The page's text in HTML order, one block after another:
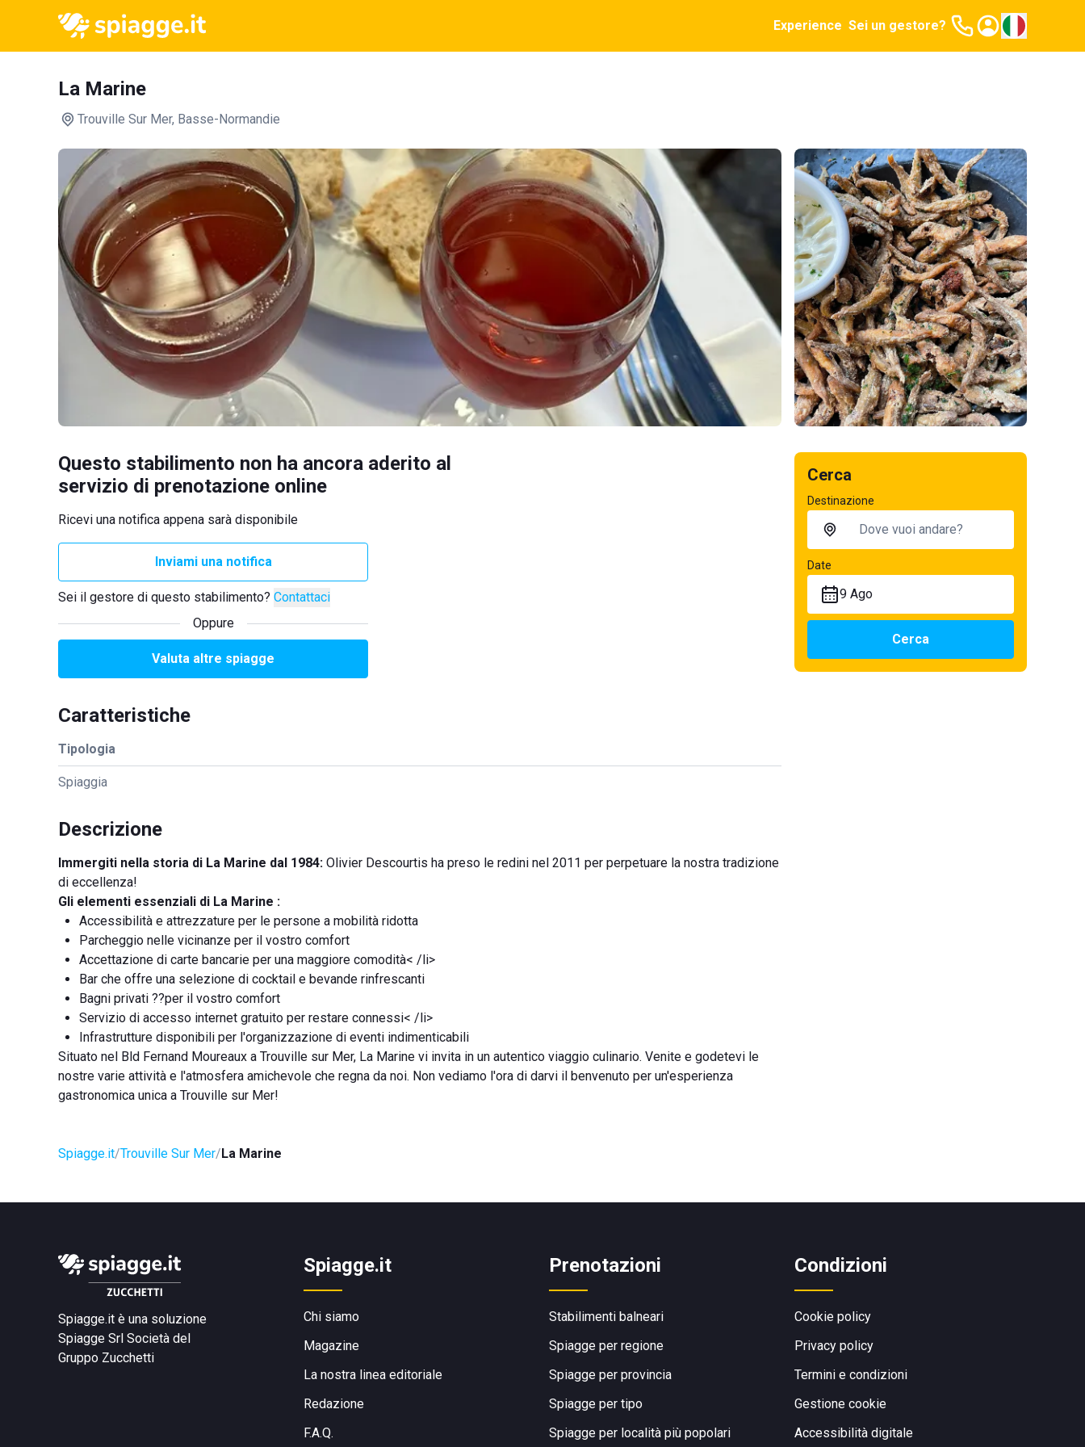
Experience Sei un gestore?
La Marine
Trouville Sur Mer, Basse-Normandie
Questo stabilimento non ha ancora aderito al
servizio di prenotazione online
Ricevi una notifica appena sarà disponibile
Inviami una notifica
Sei il gestore di questo stabilimento? Contattaci
Oppure
Valuta altre spiagge
Caratteristiche
Tipologia
Spiaggia
Descrizione
Immergiti nella storia di La Marine dal 1984: Olivier Descourtis ha preso le redini nel 2011 per perpetuare la nostra tradizione
di eccellenza!
Gli elementi essenziali di La Marine :
Accessibilità e attrezzature per le persone a mobilità ridotta
Parcheggio nelle vicinanze per il vostro comfort
Accettazione di carte bancarie per una maggiore comodità< /li>
Bar che offre una selezione di cocktail e bevande rinfrescanti
Bagni privati ??per il vostro comfort
Servizio di accesso internet gratuito per restare connessi< /li>
Infrastrutture disponibili per l'organizzazione di eventi indimenticabili
Situato nel Bld Fernand Moureaux a Trouville sur Mer, La Marine vi invita in un autentico viaggio culinario. Venite e godetevi le
nostre varie attività e l'atmosfera amichevole che regna da noi. Non vediamo l'ora di darvi il benvenuto per un'esperienza
gastronomica unica a Trouville sur Mer!
Spiagge.it Trouville Sur Mer La Marine
Cerca
Destinazione
Date
9 Ago
Cerca
Spiagge.it è una soluzione
Spiagge Srl Società del
Gruppo Zucchetti
Spiagge.it
Chi siamo
Magazine
La nostra linea editoriale
Redazione
F.A.Q.
Prenotazioni
Stabilimenti balneari
Spiagge per regione
Spiagge per provincia
Spiagge per tipo
Spiagge per località più popolari
Condizioni
Cookie policy
Privacy policy
Termini e condizioni
Gestione cookie
Accessibilità digitale